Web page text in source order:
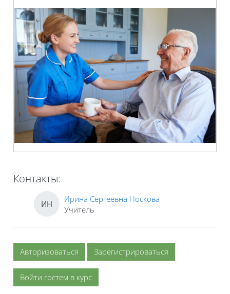
Контакты:
ИН
Ирина Сергеевна Носкова
Учитель
Авторизоваться Зарегистрироваться
Войти гостем в курс